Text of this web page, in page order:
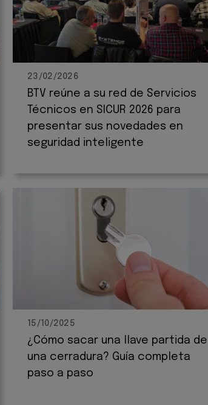
23/02/2026
BTV reúne a su red de Servicios
Técnicos en SICUR 2026 para
presentar sus novedades en
seguridad inteligente
15/10/2025
¿Cómo sacar una llave partida de
una cerradura? Guía completa
paso a paso